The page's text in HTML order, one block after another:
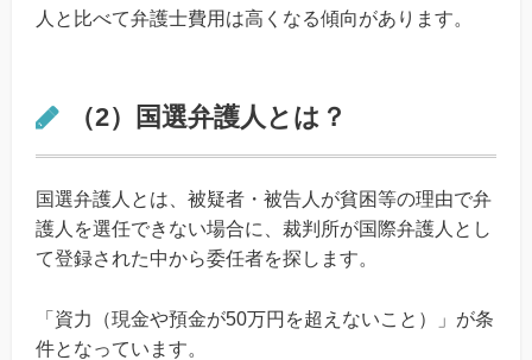
人と比べて弁護士費用は高くなる傾向があります。
（2）国選弁護人とは？
国選弁護人とは、被疑者・被告人が貧困等の理由で弁
護人を選任できない場合に、裁判所が国際弁護人とし
て登録された中から委任者を探します。
「資力（現金や預金が50万円を超えないこと）」が条
件となっています。